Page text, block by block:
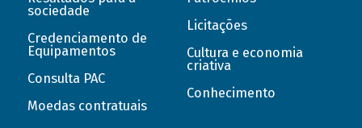
sociedade
Credenciamento de
Equipamentos
Consulta PAC
Moedas contratuais
Licitações
Cultura e economia
criativa
Conhecimento